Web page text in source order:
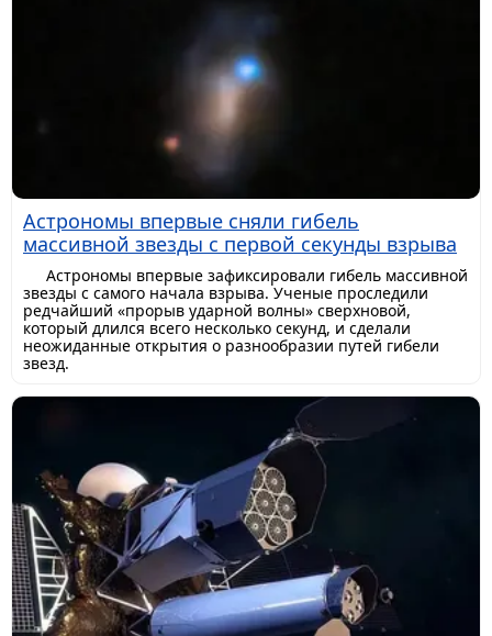
Астрономы впервые сняли гибель
массивной звезды с первой секунды взрыва
Астрономы впервые зафиксировали гибель массивной
звезды с самого начала взрыва. Ученые проследили
редчайший «прорыв ударной волны» сверхновой,
который длился всего несколько секунд, и сделали
неожиданные открытия о разнообразии путей гибели
звезд.